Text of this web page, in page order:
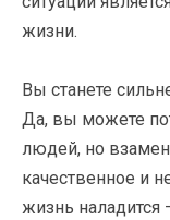
жизни.
Вы станете
Да, вы можете
людей, но взамен
качественное и
жизнь наладится